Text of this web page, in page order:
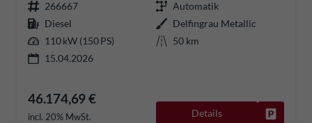
266667
Automatik
Diesel
Delfingrau Metallic
110 kW (150 PS)
50 km
15.04.2026
46.174,69 €
incl. 20% MwSt.
Details